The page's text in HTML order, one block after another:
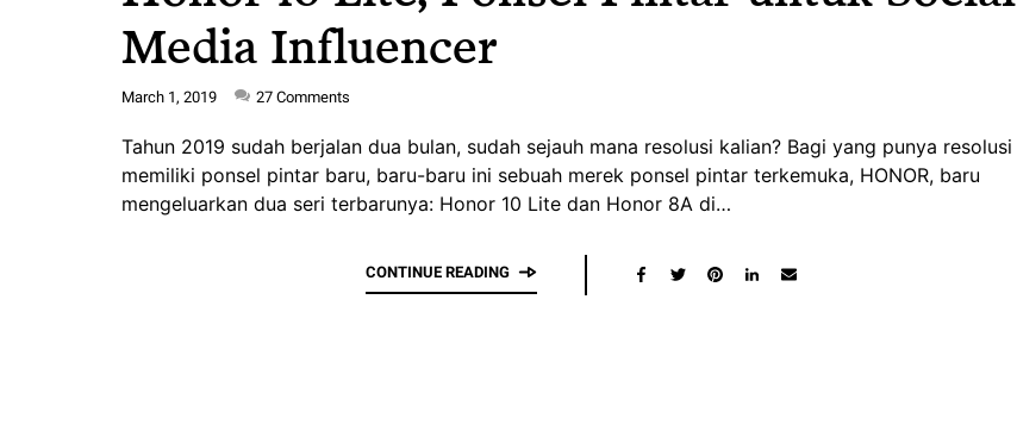
Media Influencer
March 1, 2019 27 Comments
Tahun 2019 sudah berjalan dua bulan, sudah sejauh mana resolusi kalian? Bagi yang punya resolusi
memiliki ponsel pintar baru, baru-baru ini sebuah merek ponsel pintar terkemuka, HONOR, baru
mengeluarkan dua seri terbarunya: Honor 10 Lite dan Honor 8A di…
CONTINUE READING